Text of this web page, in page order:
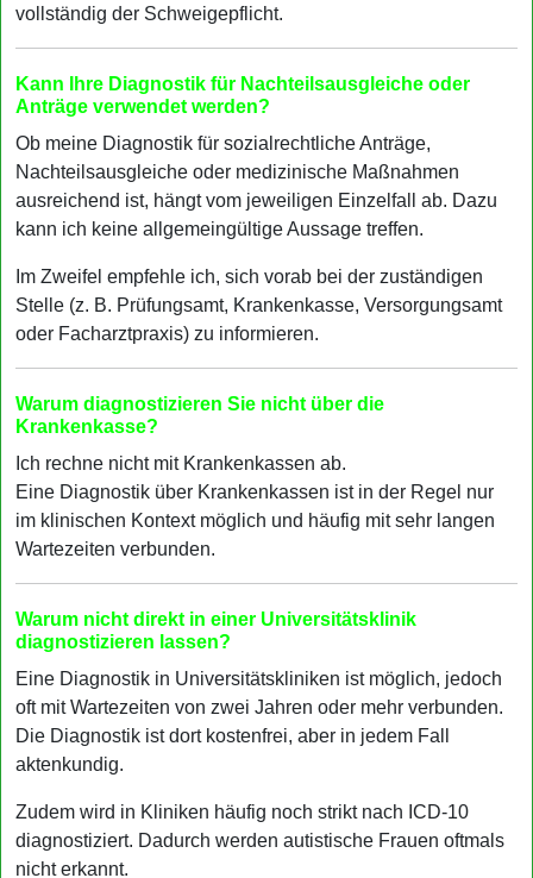
vollständig der Schweigepflicht.
Kann Ihre Diagnostik für Nachteilsausgleiche oder
Anträge verwendet werden?
Ob meine Diagnostik für sozialrechtliche Anträge,
Nachteilsausgleiche oder medizinische Maßnahmen
ausreichend ist, hängt vom jeweiligen Einzelfall ab. Dazu
kann ich keine allgemeingültige Aussage treffen.
Im Zweifel empfehle ich, sich vorab bei der zuständigen
Stelle (z. B. Prüfungsamt, Krankenkasse, Versorgungsamt
oder Facharztpraxis) zu informieren.
Warum diagnostizieren Sie nicht über die
Krankenkasse?
Ich rechne nicht mit Krankenkassen ab.
Eine Diagnostik über Krankenkassen ist in der Regel nur
im klinischen Kontext möglich und häufig mit sehr langen
Wartezeiten verbunden.
Warum nicht direkt in einer Universitätsklinik
diagnostizieren lassen?
Eine Diagnostik in Universitätskliniken ist möglich, jedoch
oft mit Wartezeiten von zwei Jahren oder mehr verbunden.
Die Diagnostik ist dort kostenfrei, aber in jedem Fall
aktenkundig.
Zudem wird in Kliniken häufig noch strikt nach ICD-10
diagnostiziert. Dadurch werden autistische Frauen oftmals
nicht erkannt.